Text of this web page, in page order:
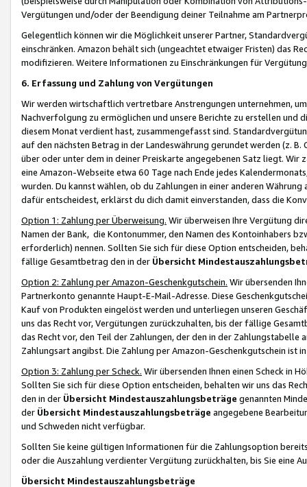
Vergütungen und/oder der Beendigung deiner Teilnahme am
Gelegentlich können wir die Möglichkeit unserer Partner,
einschränken. Amazon behält sich (ungeachtet etwaiger Fristen) das
modifizieren. Weitere Informationen zu Einschränkungen für
6. Erfassung und Zahlung von Vergütungen
Wir werden wirtschaftlich vertretbare Anstrengungen unternehmen,
Nachverfolgung zu ermöglichen und unsere Berichte zu erstellen und
diesem Monat verdient hast, zusammengefasst sind.
auf den nächsten Betrag in der Landeswährung gerundet werden (z.
über oder unter dem in deiner Preiskarte angegebenen Satz liegt.
eine Amazon-Webseite etwa 60 Tage nach Ende jedes
wurden. Du kannst wählen, ob du Zahlungen in einer anderen
dafür entscheidest, erklärst du dich damit einverstanden, dass die
Option 1: Zahlung per Überweisung. Wir überweisen Ihre Vergütung
Namen der Bank, die Kontonummer, den Namen des Kontoinhabers
erforderlich) nennen. Sollten Sie sich für diese Option entscheiden,
fällige Gesamtbetrag den in der Übersicht
Option 2: Zahlung per Amazon-Geschenkgutschein. Wir übersenden
Partnerkonto genannte Haupt-E-Mail-Adresse. Diese
Kauf von Produkten eingelöst werden und unterliegen unseren
uns das Recht vor, Vergütungen zurückzuhalten, bis der fällige
das Recht vor, den Teil der Zahlungen, der den in der
Zahlungsart angibst. Die Zahlung per Amazon-Geschenkgutschein ist
Option 3: Zahlung per Scheck. Wir übersenden Ihnen einen Scheck in
Sollten Sie sich für diese Option entscheiden, behalten wir uns das
den in der Übersicht Mindestauszahlungsbeträge genannten
der Übersicht Mindestauszahlungsbeträge angegebene
und Schweden nicht verfügbar.
Sollten Sie keine gültigen Informationen für die Zahlungsoption
oder die Auszahlung verdienter Vergütung zurückhalten, bis Sie
Übersicht Mindestauszahlungsbeträge